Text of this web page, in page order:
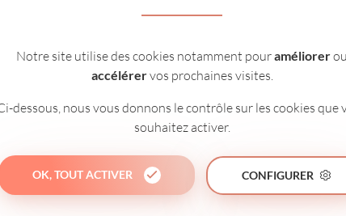
Notre site utilise des cookies notamment pouraméliorerou
accélérervos prochaines visites.
dessous, nous vous donnons le contrôle sur les cookies que
souhaitez activer.
OK, TOUT ACTIVER CONFIGURER